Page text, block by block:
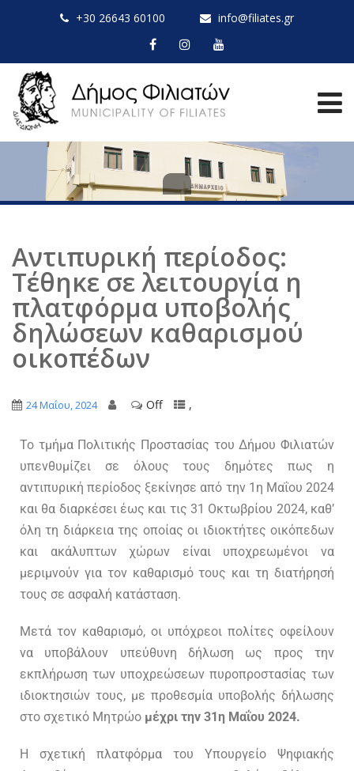
+30 26643 60100 info@filiates.gr
Αντιπυρική περίοδος:
Τέθηκε σε λειτουργία η
πλατφόρμα υποβολής
δηλώσεων καθαρισμού
οικοπέδων
24 Μαΐου, 2024 Off ,
Το τμήμα Πολιτικής Προστασίας του Δήμου Φιλιατών
υπενθυμίζει σε όλους τους δημότες πως η
αντιπυρική περίοδος ξεκίνησε από την 1η Μαΐου 2024
και θα διαρκέσει έως και τις 31 Οκτωβρίου 2024, καθ’
όλη τη διάρκεια της οποίας οι ιδιοκτήτες οικόπεδων
και ακάλυπτων χώρων είναι υποχρεωμένοι να
μεριμνούν για τον καθαρισμό τους και τη διατήρησή
τους σε ασφαλή κατάσταση.
Μετά τον καθαρισμό, οι υπόχρεοι πολίτες οφείλουν
να υποβάλουν υπεύθυνη δήλωση ως προς την
εκπλήρωση των υποχρεώσεων πυροπροστασίας των
ιδιοκτησιών τους, με προθεσμία υποβολής δήλωσης
στο σχετικό Μητρώο μέχρι την 31η Μαΐου 2024.
Η σχετική πλατφόρμα του Υπουργείο Ψηφιακής